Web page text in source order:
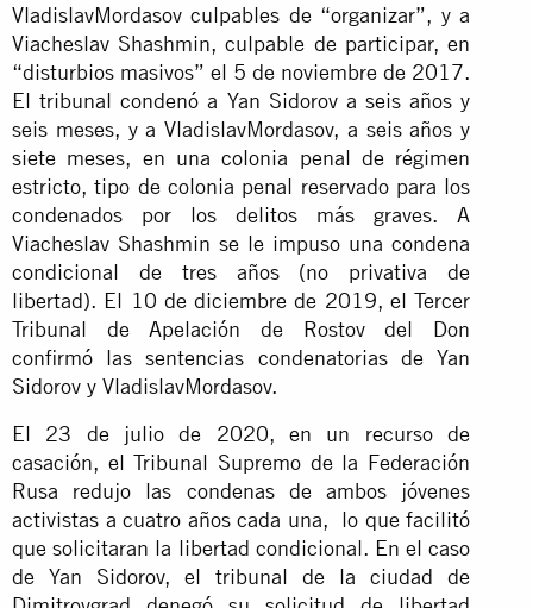
VladislavMordasov culpables de “organizar”, y a
Viacheslav Shashmin, culpable de participar, en
“disturbios masivos” el 5 de noviembre de 2017.
El tribunal condenó a Yan Sidorov a seis años y
seis meses, y a VladislavMordasov, a seis años y
siete meses, en una colonia penal de régimen
estricto, tipo de colonia penal reservado para los
condenados por los delitos más graves. A
Viacheslav Shashmin se le impuso una condena
condicional de tres años (no privativa de
libertad). El 10 de diciembre de 2019, el Tercer
Tribunal de Apelación de Rostov del Don
confirmó las sentencias condenatorias de Yan
Sidorov y VladislavMordasov.
El 23 de julio de 2020, en un recurso de
casación, el Tribunal Supremo de la Federación
Rusa redujo las condenas de ambos jóvenes
activistas a cuatro años cada una, lo que facilitó
que solicitaran la libertad condicional. En el caso
de Yan Sidorov, el tribunal de la ciudad de